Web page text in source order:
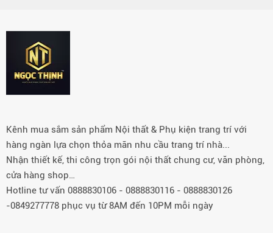
Kênh mua sắm sản phẩm Nội thất & Phụ kiện trang trí với
hàng ngàn lựa chọn thỏa mãn nhu cầu trang trí nhà...
Nhận thiết kế, thi công trọn gói nội thất chung cư, văn phòng,
cửa hàng shop…
Hotline tư vấn 0888830106 - 0888830116 - 0888830126
-0849277778 phục vụ từ 8AM đến 10PM mỗi ngày